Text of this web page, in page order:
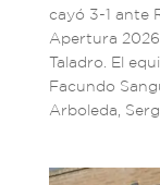
cayó 3-1 ante
Apertura
Taladro. El
Facundo
Arboleda,